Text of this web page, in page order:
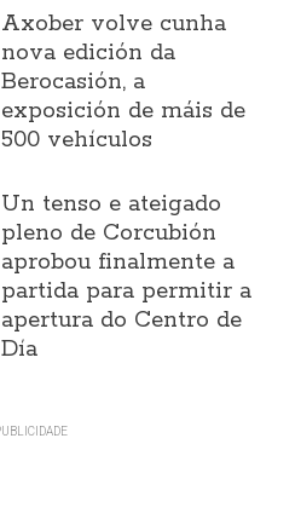
Axober volve cunha
nova edición da
Berocasión, a
exposición de máis de
500 vehículos
Un tenso e ateigado
pleno de Corcubión
aprobou finalmente a
partida para permitir a
apertura do Centro de
Día